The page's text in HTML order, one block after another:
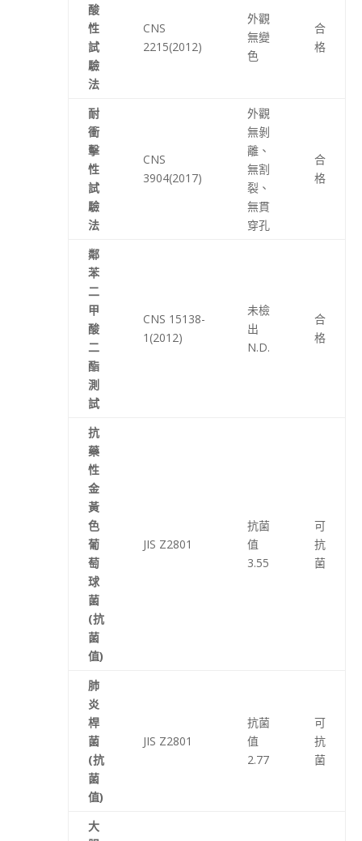
酸
性
試
驗
法
CNS
2215(2012)
外觀
無變
色
合
格
耐
衝
擊
性
試
驗
法
CNS
3904(2017)
外觀
無剝
離、
無割
裂、
無貫
穿孔
合
格
鄰
苯
二
甲
酸
二
酯
測
試
CNS 15138-
1(2012)
未檢
出
N.D.
合
格
抗
藥
性
金
黃
色
葡
萄
球
菌
(抗
菌
值)
JIS Z2801
抗菌
值
3.55
可
抗
菌
肺
炎
桿
菌
(抗
菌
值)
JIS Z2801
抗菌
值
2.77
可
抗
菌
大